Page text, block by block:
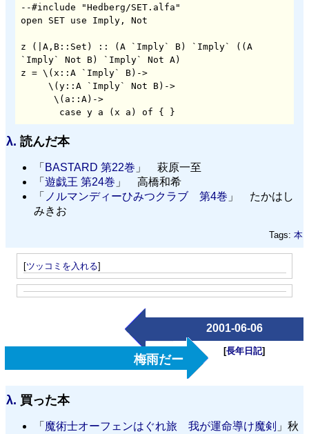
--#include "Hedberg/SET.alfa"
open SET use Imply, Not
z (|A,B::Set) :: (A `Imply` B) `Imply` ((A
`Imply` Not B) `Imply` Not A)
z = \(x::A `Imply` B)->
λ. 読んだ本
「 BASTARD 第22巻 」 萩原一至
「 遊戯王 第24巻 」 高橋和希
「 ノルマンディーひみつクラブ 第4巻 」 たかはし
みきお
Tags: 本
[ツッコミを入れる]
2001-06-06
梅雨だー
[長年日記]
λ. 買った本
「 魔術士オーフェンはぐれ旅 我が運命導け魔剣 」秋